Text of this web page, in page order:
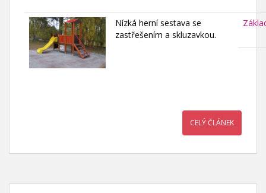
Nízká herní sestava se
zastřešením a skluzavkou.
CELÝ ČLÁNEK